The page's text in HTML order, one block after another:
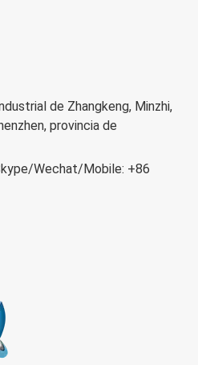
de Zhangkeng, Minzhi,
provincia de
Wechat/Mobile: +86